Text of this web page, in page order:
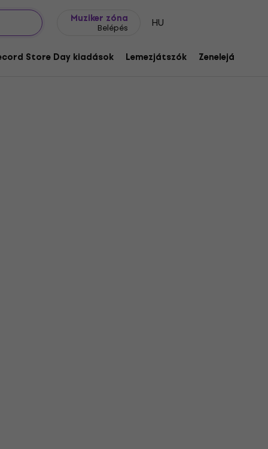
Muziker zóna
Belépés HU
Store Day kiadások Lemezjátszók Zenelejátszók